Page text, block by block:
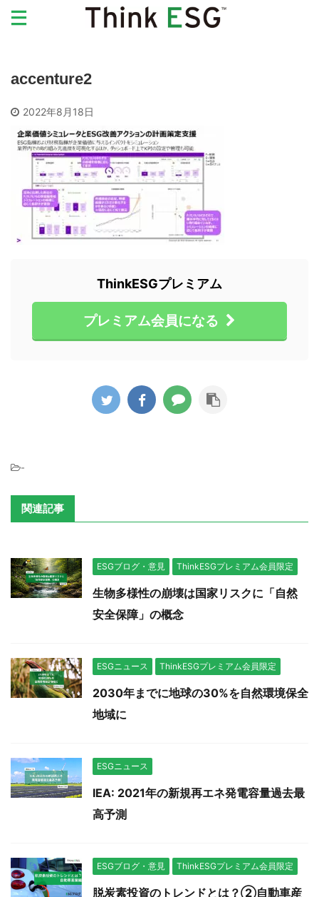
accenture2
2022年8月18日
ThinkESGプレミアム
プレミアム会員になる
-
関連記事
ESGブログ・意見 ThinkESGプレミアム会員限定
生物多様性の崩壊は国家リスクに「自然
安全保障」の概念
ESGニュース ThinkESGプレミアム会員限定
2030年までに地球の30%を自然環境保全
地域に
ESGニュース
IEA: 2021年の新規再エネ発電容量過去最
高予測
ESGブログ・意見 ThinkESGプレミアム会員限定
脱炭素投資のトレンドとは？②自動車産